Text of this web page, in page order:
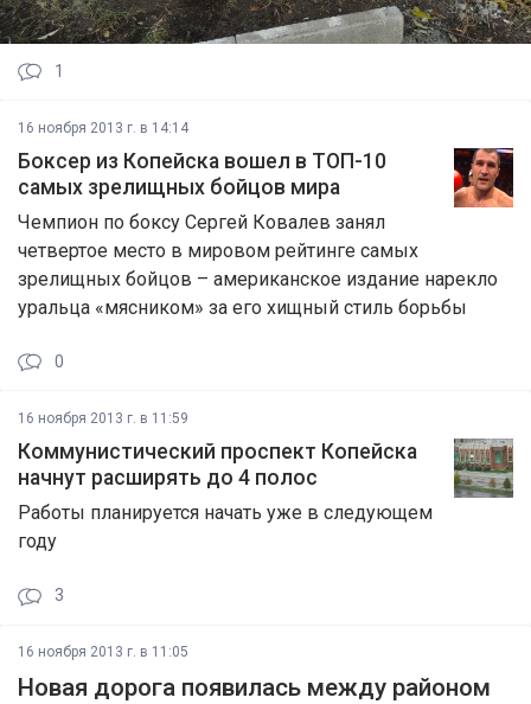
1
16 ноября 2013 г. в 14:14
Боксер из Копейска вошел в ТОП-10
самых зрелищных бойцов мира
Чемпион по боксу Сергей Ковалев занял
четвертое место в мировом рейтинге самых
зрелищных бойцов – американское издание нарекло
уральца «мясником» за его хищный стиль борьбы
0
16 ноября 2013 г. в 11:59
Коммунистический проспект Копейска
начнут расширять до 4 полос
Работы планируется начать уже в следующем
году
3
16 ноября 2013 г. в 11:05
Новая дорога появилась между районом